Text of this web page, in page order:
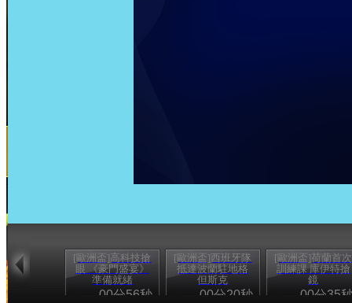
[歐洲盃]高科技搶
眼 《豪門盛宴》
準備就緒
00分56秒
[歐洲盃]西班牙隊
抵達波蘭駐地格
但斯克
00分20秒
[歐洲盃]荷蘭首次
訓練課 庫伊特搶
鏡
00分35